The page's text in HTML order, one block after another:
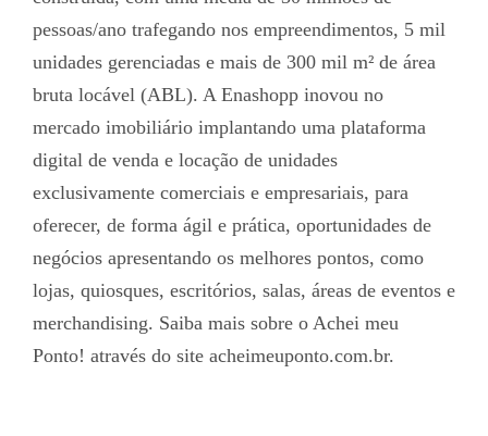
pessoas/ano trafegando nos empreendimentos, 5 mil
unidades gerenciadas e mais de 300 mil m² de área
bruta locável (ABL). A Enashopp inovou no
mercado imobiliário implantando uma plataforma
digital de venda e locação de unidades
exclusivamente comerciais e empresariais, para
oferecer, de forma ágil e prática, oportunidades de
negócios apresentando os melhores pontos, como
lojas, quiosques, escritórios, salas, áreas de eventos e
merchandising. Saiba mais sobre o Achei meu
Ponto! através do site acheimeuponto.com.br.